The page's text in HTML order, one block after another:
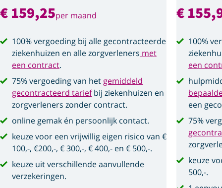
€ 159,25per maand
100% vergoeding bij alle gecontracteerde
ziekenhuizen en alle zorgverleners met
een contract.
75% vergoeding van het gemiddeld
gecontracteerd tariefbij ziekenhuizen en
zorgverleners zonder contract.
online gemak én persoonlijk contact.
keuze voor een vrijwillig eigen risico van €
100,-, €200,-, € 300,-, € 400,- en € 500,-.
keuze uit verschillende aanvullende
verzekeringen.
€
100%
een
een
75%
keuze
500,-.